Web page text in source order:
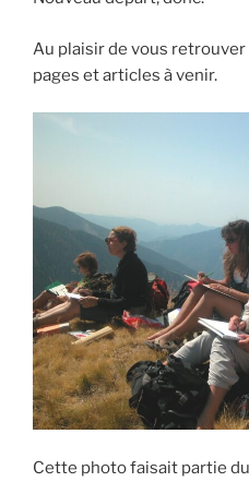
Au plaisir de vous
pages et articles à venir.
Cette photo faisait partie